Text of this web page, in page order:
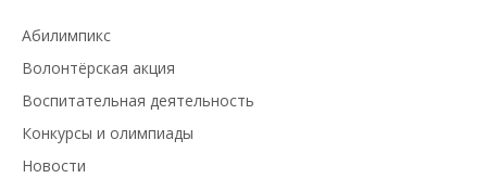
Абилимпикс
Волонтёрская акция
Воспитательная деятельность
Конкурсы и олимпиады
Новости